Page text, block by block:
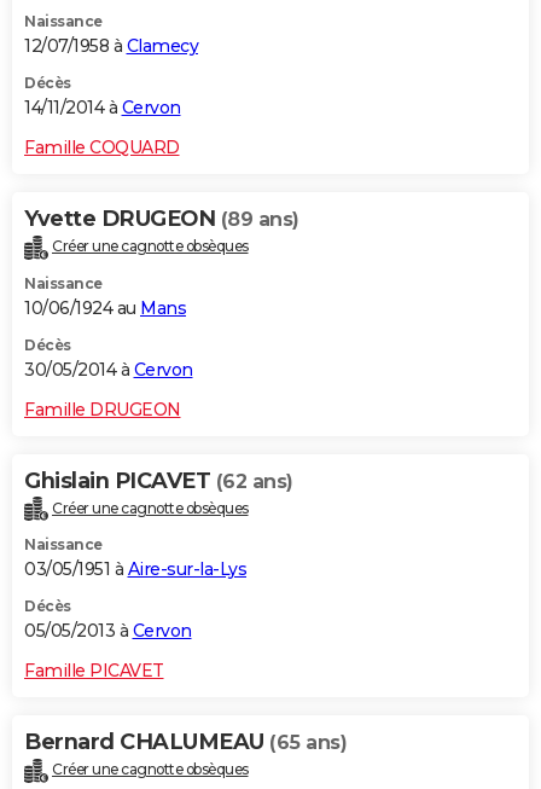
Naissance
12/07/1958 à Clamecy
Décès
14/11/2014 à Cervon
Famille COQUARD
Yvette DRUGEON (89 ans)
Créer une cagnotte obsèques
Naissance
10/06/1924 au Mans
Décès
30/05/2014 à Cervon
Famille DRUGEON
Ghislain PICAVET (62 ans)
Créer une cagnotte obsèques
Naissance
03/05/1951 à Aire-sur-la-Lys
Décès
05/05/2013 à Cervon
Famille PICAVET
Bernard CHALUMEAU (65 ans)
Créer une cagnotte obsèques